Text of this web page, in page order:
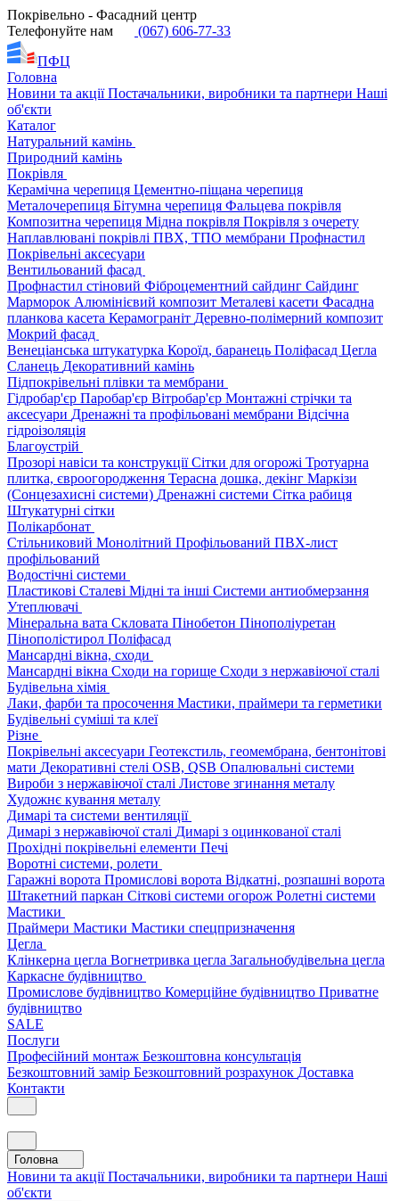
Покрівельно - Фасадний центр
Телефонуйте нам
(067) 606-77-33
ПФЦ
Головна
Новини та акціїПостачальники, виробники та партнери Наші
об'єкти
Каталог
Натуральний камінь
Природний камінь
Покрівля
Керамічна черепиця Цементно-піщана черепиця
Металочерепиця Бітумна черепиця Фальцева покрівля
Композитна черепиця Мідна покрівля Покрівля з очерету
Наплавлювані покрівлі ПВХ, ТПО мембрани Профнастил
Покрівельні аксесуари
Вентильований фасад
Профнастил стіновий Фіброцементний сайдинг Сайдинг
Марморок Алюмінієвий композит Металеві касети Фасадна
планкова касета Керамограніт Деревно-полімерний композит
Мокрий фасад
Венеціанська штукатурка Короїд, баранець Поліфасад Цегла
Сланець Декоративний камінь
Підпокрівельні плівки та мембрани
Гідробар'єр Паробар'єр Вітробар'єр Монтажні стрічки та
аксесуари Дренажні та профільовані мембрани Відсічна
гідроізоляція
Благоустрій
Прозорі навіси та конструкціїСітки для огорожі Тротуарна
плитка, євроогородження Терасна дошка, декінг Маркізи
(Сонцезахисні системи) Дренажні системи Сітка рабиця
Штукатурні сітки
Полікарбонат
Стільниковий Монолітний Профільований ПВХ-лист
профільований
Водостічні системи
Пластикові Сталеві Мідні та інші Системи антиобмерзання
Утеплювачі
Мінеральна вата Скловата Пінобетон Пінополіуретан
Пінополістирол Поліфасад
Мансардні вікна, сходи
Мансардні вікна Сходи на горище Сходи з нержавіючої сталі
Будівельна хімія
Лаки, фарби та просочення Мастики, праймери та герметики
Будівельні суміші та клеї
Різне
Покрівельні аксесуари Геотекстиль, геомембрана, бентонітові
мати Декоративні стелі OSB, QSB Опалювальні системи
Вироби з нержавіючої сталі Листове згинання металу
Художнє кування металу
Димарі та системи вентиляції
Димарі з нержавіючої сталі Димарі з оцинкованої сталі
Прохідні покрівельні елементи Печі
Воротні системи, ролети
Гаражні ворота Промислові ворота Відкатні, розпашні ворота
Штакетний паркан Сіткові системи огорож Ролетні системи
Мастики
Праймери Мастики Мастики спецпризначення
Цегла
Клінкерна цегла Вогнетривка цегла Загальнобудівельна цегла
Каркасне будівництво
Промислове будівництво Комерційне будівництво Приватне
будівництво
SALE
Послуги
Професійний монтаж Безкоштовна консультація
Безкоштовний замір Безкоштовний розрахунок Доставка
Контакти
Головна
Новини та акціїПостачальники, виробники та партнери Наші
об'єкти